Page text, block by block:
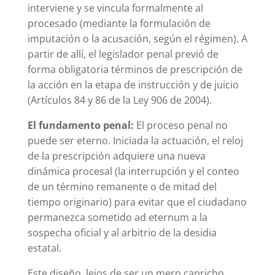
interviene y se vincula formalmente al
procesado (mediante la formulación de
imputación o la acusación, según el régimen). A
partir de allí, el legislador penal previó de
forma obligatoria términos de prescripción de
la acción en la etapa de instrucción y de juicio
(Artículos 84 y 86 de la Ley 906 de 2004).
El fundamento penal: El proceso penal no
puede ser eterno. Iniciada la actuación, el reloj
de la prescripción adquiere una nueva
dinámica procesal (la interrupción y el conteo
de un término remanente o de mitad del
tiempo originario) para evitar que el ciudadano
permanezca sometido ad eternum a la
sospecha oficial y al arbitrio de la desidia
estatal.